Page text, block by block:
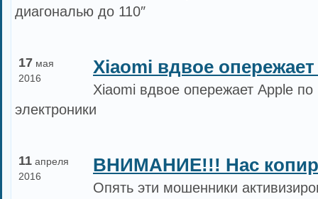
диагональю до 110″
17 мая
2016
Xiaomi вдвое
Xiaomi вдвое опережает Apple
электроники
11 апреля
2016
ВНИМАНИЕ!!! Нас
Опять эти мошенники